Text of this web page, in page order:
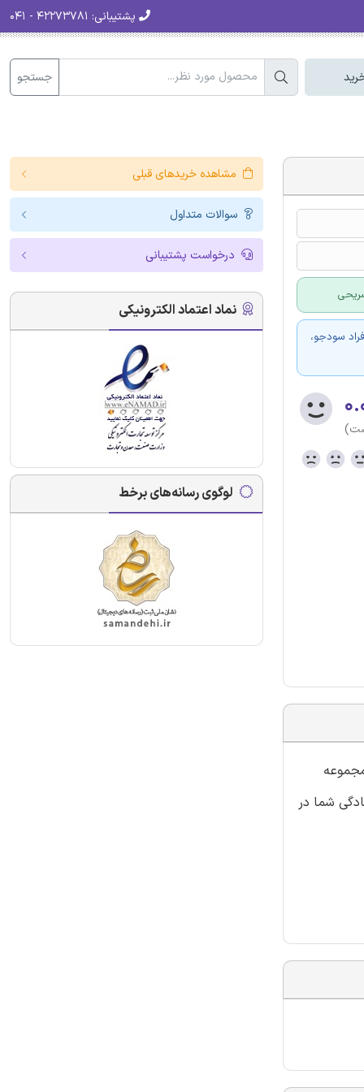
پشتیبانی:
جستجو
سودجو،
شما در
مشاهده خریدهای قبلی
سوالات متداول
درخواست پشتیبانی
نماد اعتماد الکترونیکی
لوگوی رسانه‌های برخط